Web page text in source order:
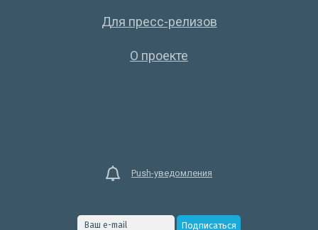
Для пресс-релизов
О проекте
Push-уведомления